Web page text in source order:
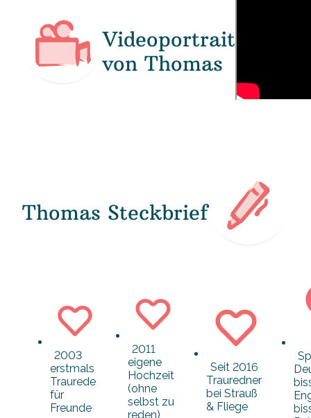
Videoportrait
von Thomas
Thomas Steckbrief
2003
erstmals
Traurede
für
Freunde
2011
eigene
Hochzeit
(ohne
selbst zu
reden)
Seit 2016
Trauredner
bei Strauß
& Fliege